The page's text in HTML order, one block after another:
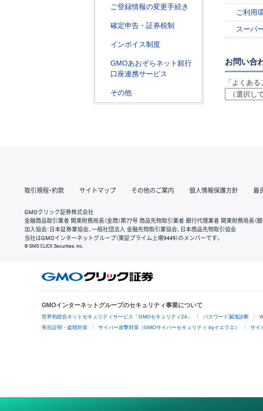
ご登録情報の変更手続き
確定申告・証券税制
インボイス制度
GMOあおぞらネット銀行
口座連携サービス
その他
ご利用
スーパ
お問い合
「よくあ
取引規程・約款 サイトマップ その他のご案内 個人情報保護方針 最
GMOクリック証券株式会社
金融商品取引業者 関東財務局長（金商）第77号 商品先物取引業者 銀行代理業者 関東財務局長（
加入協会：日本証券業協会、一般社団法人 金融先物取引業協会、日本商品先物取引協会
当社はGMOインターネットグループ（東証プライム上場9449）のメンバーです。
© GMO CLICK Securities, Inc.
GMOインターネットグループのセキュリティ事業について
世界初総合ネットセキュリティサービス「GMOセキュリティ24」 パスワード漏洩診断
実在証明・盗聴対策 サイバー攻撃対策（GMOサイバーセキュリティ byイエラエ） サイ